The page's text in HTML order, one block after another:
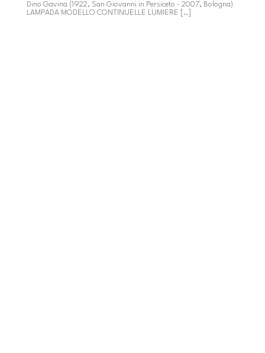
Dino Gavina (1922, San Giovanni in Persiceto - 2007, Bologna)
LAMPADA MODELLO CONTINUELLE LUMIERE [..]